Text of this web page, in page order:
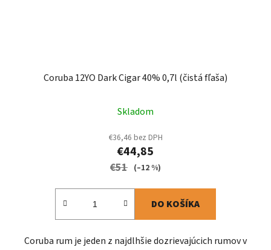
Coruba 12YO Dark Cigar 40% 0,7l (čistá fľaša)
Skladom
€36,46 bez DPH
€44,85
€51 (–12 %)
DO KOŠÍKA
Coruba rum je jeden z najdlhšie dozrievajúcich rumov v